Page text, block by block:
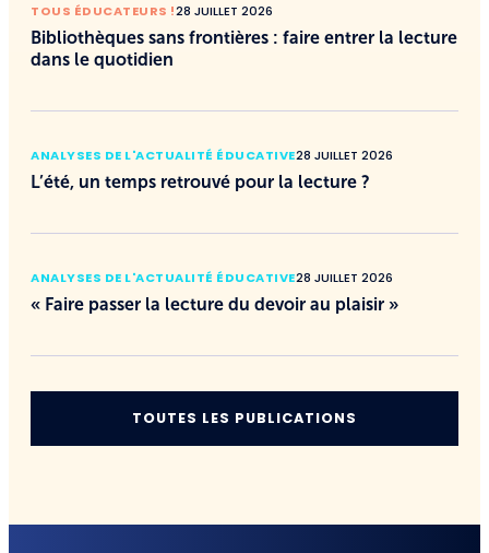
TOUS ÉDUCATEURS !28 JUILLET 2026
Bibliothèques sans frontières : faire entrer la lecture
dans le quotidien
ANALYSES DE L'ACTUALITÉ ÉDUCATIVE28 JUILLET 2026
L’été, un temps retrouvé pour la lecture ?
ANALYSES DE L'ACTUALITÉ ÉDUCATIVE28 JUILLET 2026
« Faire passer la lecture du devoir au plaisir »
TOUTES LES PUBLICATIONS